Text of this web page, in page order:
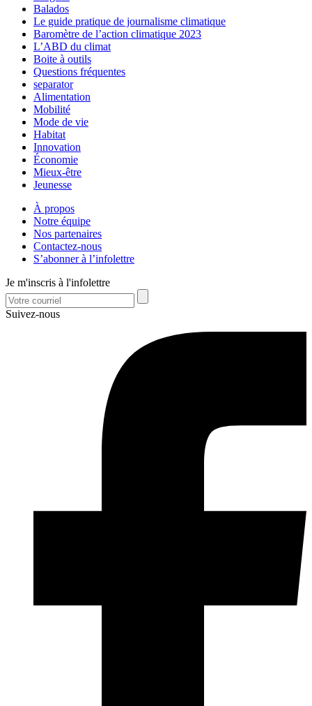
Balados
Le guide pratique de journalisme climatique
Baromètre de l’action climatique 2023
L’ABD du climat
Boite à outils
Questions fréquentes
separator
Alimentation
Mobilité
Mode de vie
Habitat
Innovation
Économie
Mieux-être
Jeunesse
À propos
Notre équipe
Nos partenaires
Contactez-nous
S’abonner à l’infolettre
Je m'inscris à l'infolettre
Suivez-nous